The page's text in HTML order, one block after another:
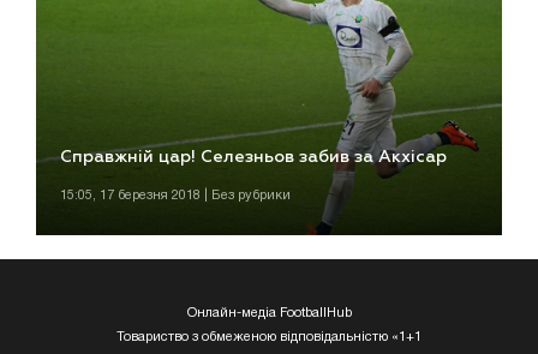
Справжній цар! Селезньов забив за Акхісар
15:05, 17 березня 2018 | Без рубрики
Онлайн-медіа FootballHub
Товариство з обмеженою відповідальністю «1+1